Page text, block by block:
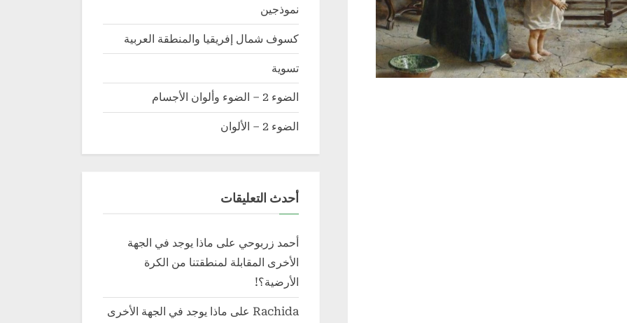
نموذجين
كسوف شمال إفريقيا والمنطقة العربية
تسوية
الضوء 2 – الضوء وألوان الأجسام
الضوء 2 – الألوان
أحدث التعليقات
أحمد زربوحي على ماذا يوجد في الجهة
الأخرى المقابلة لمنطقتنا من الكرة
الأرضية؟!
Rachida على ماذا يوجد في الجهة الأخرى